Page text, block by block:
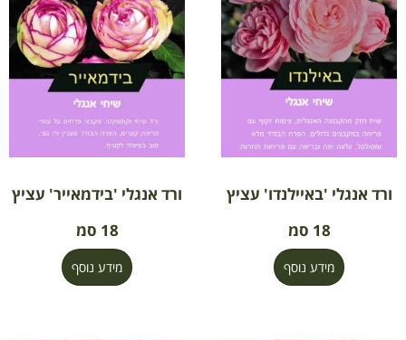
ורד אנגלי 'באיילנדו' עציץ
18 סמ
מידע נוסף
ורד אנגלי 'בידמאייר' עציץ
18 סמ
מידע נוסף